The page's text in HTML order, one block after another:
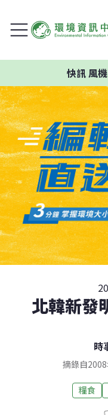
快訊風機
北韓新發
時
摘錄自
糧食